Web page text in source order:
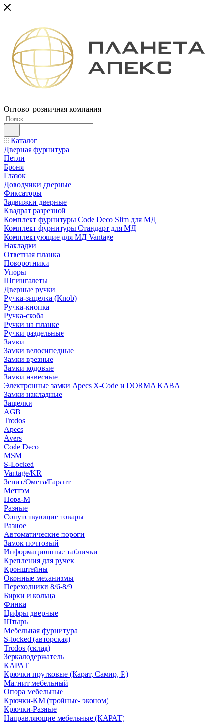
Оптово–розничная компания
Каталог
Дверная фурнитура
Петли
Броня
Глазок
Доводчики дверные
Фиксаторы
Задвижки дверные
Квадрат разрезной
Комплект фурнитуры Code Deco Slim для МД
Комплект фурнитуры Стандарт для МД
Комплектующие для МД Vantage
Накладки
Ответная планка
Поворотники
Упоры
Шпингалеты
Дверные ручки
Ручка-защелка (Knob)
Ручка-кнопка
Ручка-скоба
Ручки на планке
Ручки раздельные
Замки
Замки велосипедные
Замки врезные
Замки кодовые
Замки навесные
Электронные замки Apecs X-Code и DORMA KABA
Замки накладные
Защелки
AGB
Trodos
Apecs
Avers
Code Deco
MSM
S-Locked
Vantage/KR
Зенит/Омега/Гарант
Меттэм
Нора-М
Разные
Сопутствующие товары
Разное
Автоматические пороги
Замок почтовый
Информационные таблички
Крепления для ручек
Кронштейны
Оконные механизмы
Переходники 8/6-8/9
Бирки и кольца
Финка
Цифры дверные
Штырь
Мебельная фурнитура
S-locked (авторская)
Trodos (склад)
Зеркалодержатель
КАРАТ
Крючки прутковые (Карат, Самир, Р.)
Магнит мебельный
Опора мебельные
Крючки-КМ (тройные- эконом)
Крючки-Разные
Направляющие мебельные (КАРАТ)